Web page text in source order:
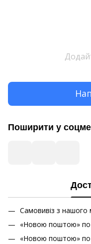
Поширити у
Самовивіз з
«Новою поштою» по
«Новою поштою» по